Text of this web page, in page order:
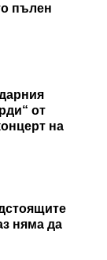
пълен
от
на
няма да